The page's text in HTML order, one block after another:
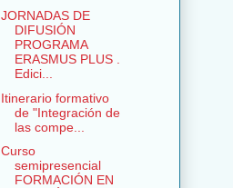
JORNADAS DE
DIFUSIÓN
PROGRAMA
ERASMUS PLUS .
Edici...
Itinerario formativo
de "Integración de
las compe...
Curso
semipresencial
FORMACIÓN EN